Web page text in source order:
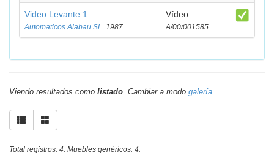
Video Levante 1
Automaticos Alabau SL. 1987
Vídeo
A/00/001585
Viendo resultados como listado. Cambiar a modo galería.
Total registros: 4. Muebles genéricos: 4.